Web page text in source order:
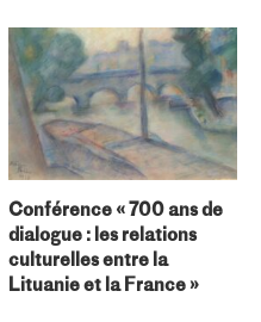
Conférence « 700 ans de
dialogue : les relations
culturelles entre la
Lituanie et la France »